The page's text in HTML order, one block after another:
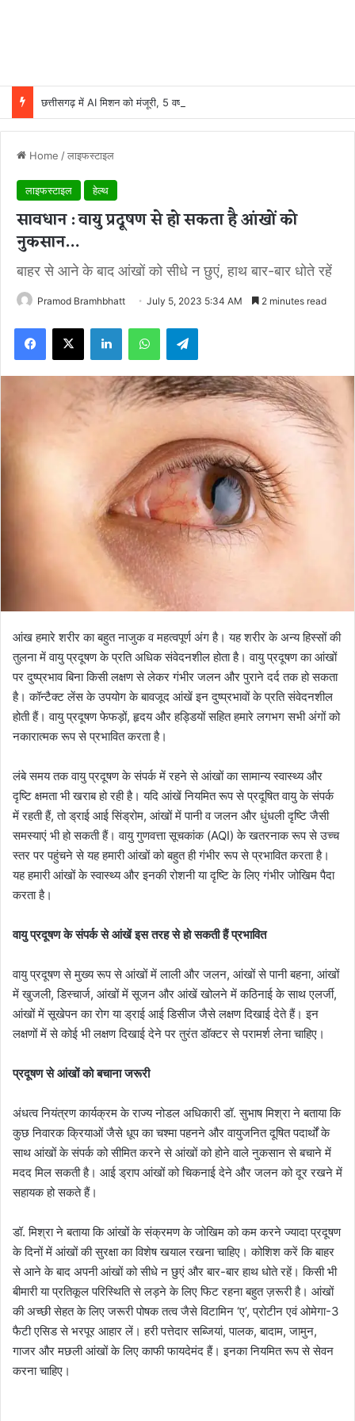
छत्तीसगढ़ में AI मिशन को मंजूरी, 5 वर्षों में 500 करोड़ रुपये होंगे खर्च
Home /लाइफस्टाइल
लाइफस्टाइल हेल्थ
सावधान : वायु प्रदूषण से हो सकता है आंखों को
नुकसान…
बाहर से आने के बाद आंखों को सीधे न छुएं, हाथ बार-बार धोते रहें
Pramod Bramhbhatt July 5, 2023 5:34 AM 2 minutes read
आंख हमारे शरीर का बहुत नाजुक व महत्वपूर्ण अंग है। यह शरीर के अन्य हिस्सों की
तुलना में वायु प्रदूषण के प्रति अधिक संवेदनशील होता है। वायु प्रदूषण का आंखों
पर दुष्प्रभाव बिना किसी लक्षण से लेकर गंभीर जलन और पुराने दर्द तक हो सकता
है। कॉन्टैक्ट लेंस के उपयोग के बावजूद आंखें इन दुष्प्रभावों के प्रति संवेदनशील
होती हैं। वायु प्रदूषण फेफड़ों, हृदय और हड्डियों सहित हमारे लगभग सभी अंगों को
नकारात्मक रूप से प्रभावित करता है।
लंबे समय तक वायु प्रदूषण के संपर्क में रहने से आंखों का सामान्य स्वास्थ्य और
दृष्टि क्षमता भी खराब हो रही है। यदि आंखें नियमित रूप से प्रदूषित वायु के संपर्क
में रहती हैं, तो ड्राई आई सिंड्रोम, आंखों में पानी व जलन और धुंधली दृष्टि जैसी
समस्याएं भी हो सकती हैं। वायु गुणवत्ता सूचकांक (AQI) के खतरनाक रूप से उच्च
स्तर पर पहुंचने से यह हमारी आंखों को बहुत ही गंभीर रूप से प्रभावित करता है।
यह हमारी आंखों के स्वास्थ्य और इनकी रोशनी या दृष्टि के लिए गंभीर जोखिम पैदा
करता है।
वायु प्रदूषण के संपर्क से आंखें इस तरह से हो सकती हैं प्रभावित
वायु प्रदूषण से मुख्य रूप से आंखों में लाली और जलन, आंखों से पानी बहना, आंखों
में खुजली, डिस्चार्ज, आंखों में सूजन और आंखें खोलने में कठिनाई के साथ एलर्जी,
आंखों में सूखेपन का रोग या ड्राई आई डिसीज जैसे लक्षण दिखाई देते हैं। इन
लक्षणों में से कोई भी लक्षण दिखाई देने पर तुरंत डॉक्टर से परामर्श लेना चाहिए।
प्रदूषण से आंखों को बचाना जरूरी
अंधत्व नियंत्रण कार्यक्रम के राज्य नोडल अधिकारी डॉ. सुभाष मिश्रा ने बताया कि
कुछ निवारक क्रियाओं जैसे धूप का चश्मा पहनने और वायुजनित दूषित पदार्थों के
साथ आंखों के संपर्क को सीमित करने से आंखों को होने वाले नुकसान से बचाने में
मदद मिल सकती है। आई ड्राप आंखों को चिकनाई देने और जलन को दूर रखने में
सहायक हो सकते हैं।
डॉ. मिश्रा ने बताया कि आंखों के संक्रमण के जोखिम को कम करने ज्यादा प्रदूषण
के दिनों में आंखों की सुरक्षा का विशेष खयाल रखना चाहिए। कोशिश करें कि बाहर
से आने के बाद अपनी आंखों को सीधे न छुएं और बार-बार हाथ धोते रहें। किसी भी
बीमारी या प्रतिकूल परिस्थिति से लड़ने के लिए फिट रहना बहुत ज़रूरी है। आंखों
की अच्छी सेहत के लिए जरूरी पोषक तत्व जैसे विटामिन ‘ए’, प्रोटीन एवं ओमेगा-3
फैटी एसिड से भरपूर आहार लें। हरी पत्तेदार सब्जियां, पालक, बादाम, जामुन,
गाजर और मछली आंखों के लिए काफी फायदेमंद हैं। इनका नियमित रूप से सेवन
करना चाहिए।